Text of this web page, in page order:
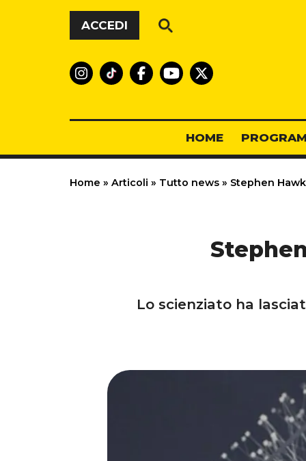
Vai al contenuto
ACCEDI
HOME
Home » Articoli » Tutto news » Stephen
Lo scienziato ha